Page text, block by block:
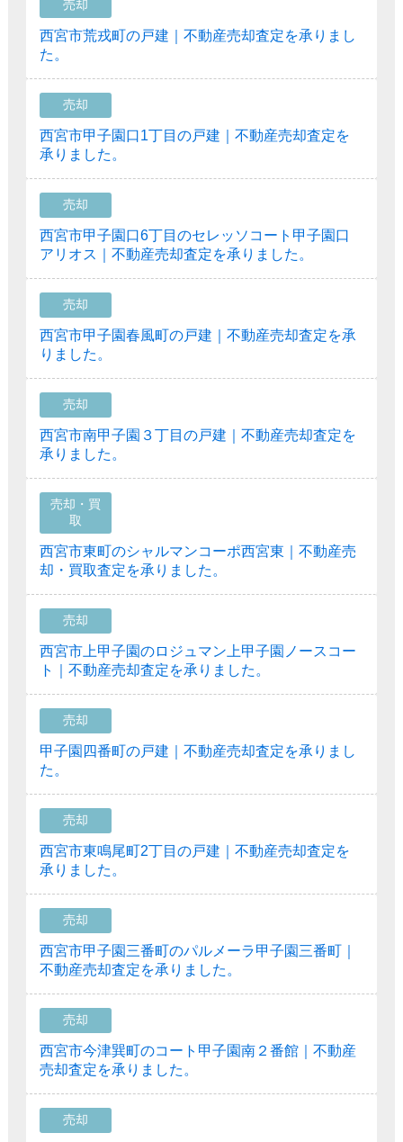
売却
西宮市荒戎町の戸建｜不動産売却査定を承りまし
た。
売却
西宮市甲子園口1丁目の戸建｜不動産売却査定を
承りました。
売却
西宮市甲子園口6丁目のセレッソコート甲子園口
アリオス｜不動産売却査定を承りました。
売却
西宮市甲子園春風町の戸建｜不動産売却査定を承
りました。
売却
西宮市南甲子園３丁目の戸建｜不動産売却査定を
承りました。
売却・買
取
西宮市東町のシャルマンコーポ西宮東｜不動産売
却・買取査定を承りました。
売却
西宮市上甲子園のロジュマン上甲子園ノースコー
ト｜不動産売却査定を承りました。
売却
甲子園四番町の戸建｜不動産売却査定を承りまし
た。
売却
西宮市東鳴尾町2丁目の戸建｜不動産売却査定を
承りました。
売却
西宮市甲子園三番町のパルメーラ甲子園三番町｜
不動産売却査定を承りました。
売却
西宮市今津巽町のコート甲子園南２番館｜不動産
売却査定を承りました。
売却